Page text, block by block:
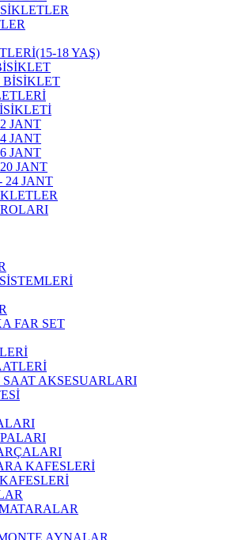
18 YAŞ)
BİSİKLET
JANT
JANT
JANT
JANT
24 JANT
FAR SET
AKSESUARLARI
KAFESLERİ
AYNALAR